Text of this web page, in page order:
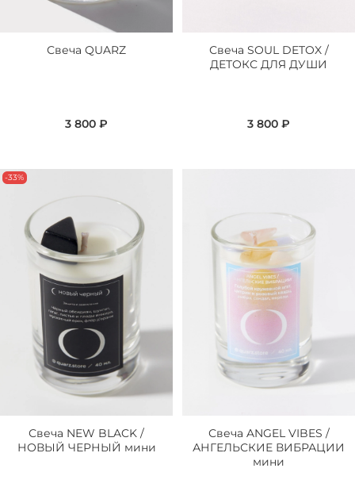
Свеча QUARZ
3 800 ₽
Свеча SOUL DETOX /
ДЕТОКС ДЛЯ ДУШИ
3 800 ₽
-33%
Свеча NEW BLACK /
НОВЫЙ ЧЕРНЫЙ мини
Свеча ANGEL VIBES /
АНГЕЛЬСКИЕ ВИБРАЦИИ
мини